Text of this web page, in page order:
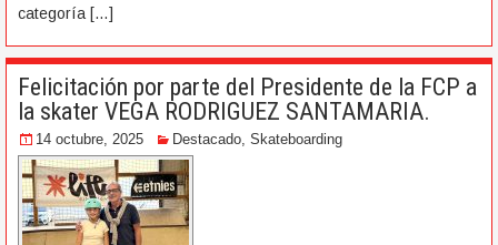
categoría […]
Felicitación por parte del Presidente de la FCP a
la skater VEGA RODRIGUEZ SANTAMARIA.
14 octubre, 2025 Destacado Skateboarding